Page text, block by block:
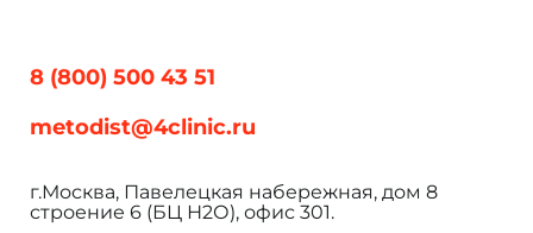
8 (800) 500 43 51
metodist@4clinic.ru
г.Москва, Павелецкая набережная, дом 8
строение 6 (БЦ Н2О), офис 301.